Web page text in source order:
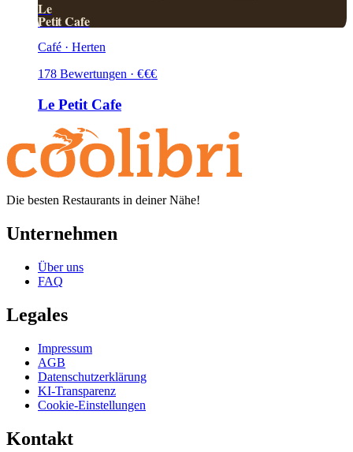
Le
Petit Cafe
Café · Herten
178 Bewertungen · €€€
Le Petit Cafe
Die besten Restaurants in deiner Nähe!
Unternehmen
Über uns
FAQ
Legales
Impressum
AGB
Datenschutzerklärung
KI-Transparenz
Cookie-Einstellungen
Kontakt